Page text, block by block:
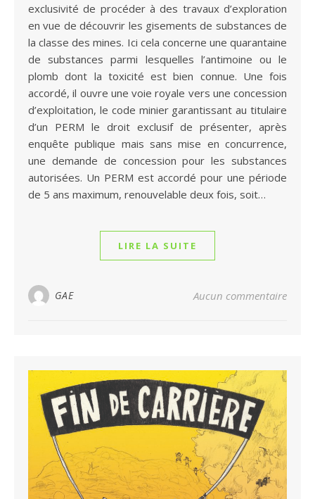
exclusivité de procéder à des travaux d’exploration
en vue de découvrir les gisements de substances de
la classe des mines. Ici cela concerne une quarantaine
de substances parmi lesquelles l’antimoine ou le
plomb dont la toxicité est bien connue. Une fois
accordé, il ouvre une voie royale vers une concession
d’exploitation, le code minier garantissant au titulaire
d’un PERM le droit exclusif de présenter, après
enquête publique mais sans mise en concurrence,
une demande de concession pour les substances
autorisées. Un PERM est accordé pour une période
de 5 ans maximum, renouvelable deux fois, soit…
LIRE LA SUITE
GAE Aucun commentaire